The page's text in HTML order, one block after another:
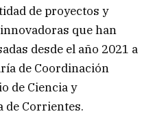
de proyectos y
que han
desde el año 2021 a
de Coordinación
de Ciencia y
de Corrientes.